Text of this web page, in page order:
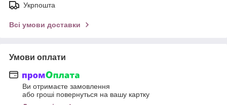
Укрпошта
Всі умови доставки
Умови оплати
Ви отримаєте замовлення
або гроші повернуться на вашу картку